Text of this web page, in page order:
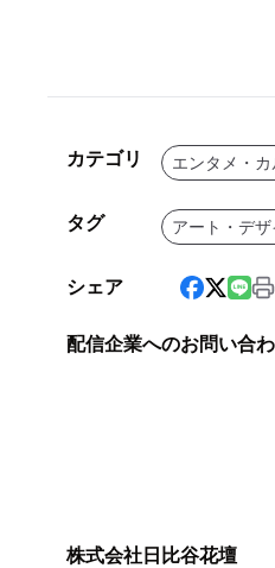
カテゴリ エンタメ・
タグ アート・デザ
シェア
配信企業へのお問い合
株式会社日比谷花壇